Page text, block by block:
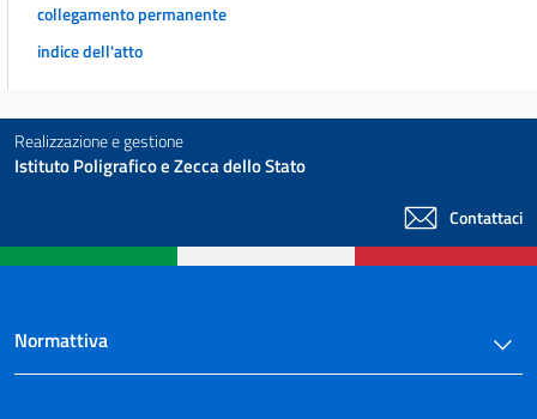
collegamento permanente
indice dell'atto
Realizzazione e gestione
Istituto Poligrafico e Zecca dello Stato
Contattaci
Normattiva